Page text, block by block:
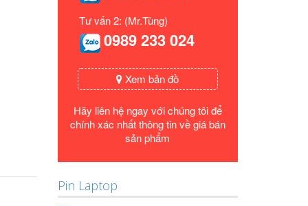
Tư vấn 2: (Mr.Tùng)
0989 233 024
Xem bản đồ
Hãy liên hệ ngay với chúng tôi để
chính xác nhất thông tin về giá bán
sản phẩm
Pin Laptop